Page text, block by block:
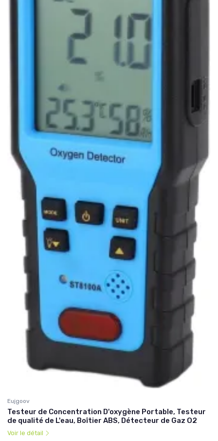
Eujgoov
Testeur de Concentration D'oxygène Portable, Testeur
de qualité de L'eau, Boîtier ABS, Détecteur de Gaz O2
Voir le détail